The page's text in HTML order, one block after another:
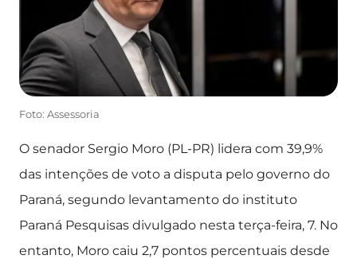
Foto: Assessoria
O senador Sergio Moro (PL-PR) lidera com 39,9%
das intenções de voto a disputa pelo governo do
Paraná, segundo levantamento do instituto
Paraná Pesquisas divulgado nesta terça-feira, 7. No
entanto, Moro caiu 2,7 pontos percentuais desde